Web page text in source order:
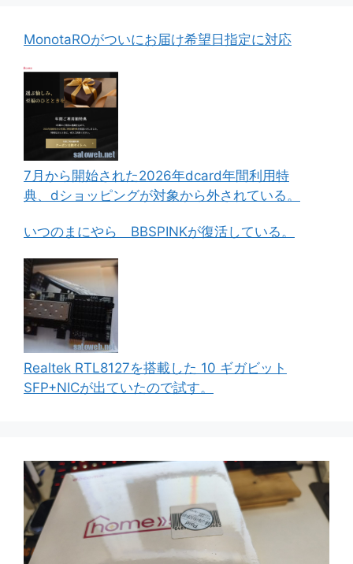
MonotaROがついにお届け希望日指定に対応
7月から開始された2026年dcard年間利用特
典、dショッピングが対象から外されている。
いつのまにやら BBSPINKが復活している。
Realtek RTL8127を搭載した 10 ギガビット
SFP+NICが出ていたので試す。